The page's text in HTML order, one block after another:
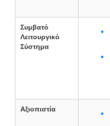
Συμβατό
Λειτουργικό
Σύστημα
Αξιοπιστία